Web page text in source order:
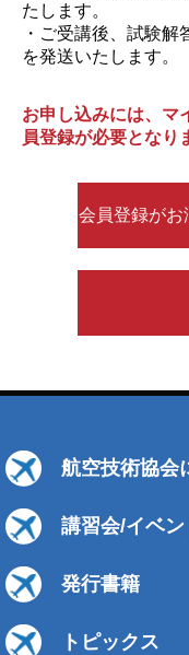
たします。
・ご受講後、試験解
を発送いたします。
お申し込みには、マ
員登録が必要となり
会員登録がお
航空技術協会
講習会/イベン
発行書籍
トピックス